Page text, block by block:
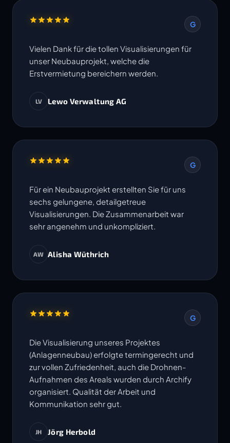
G
Vielen Dank für die tollen Visualisierungen für
unser Neubauprojekt, welche die
Erstvermietung bereichern werden.
LV Lewo Verwaltung AG
G
Für ein Neubauprojekt erstellten Sie für uns
sechs gelungene, detailgetreue
Visualisierungen. Die Zusammenarbeit war
sehr angenehm und unkompliziert.
AW Alisha Wüthrich
G
Die Visualisierung unseres Projektes
(Anlagenneubau) erfolgte termingerecht und
zur vollen Zufriedenheit, auch die Drohnen-
Aufnahmen des Areals wurden durch Archify
organisiert. Qualität der Arbeit und
Kommunikation sehr gut.
JH Jörg Herbold